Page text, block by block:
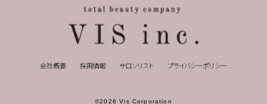
会社概要 採用情報 サロンリスト プライバシーポリシー
©2026 Vis Corporation